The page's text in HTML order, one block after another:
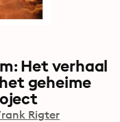
Het verhaal
geheime
Rigter